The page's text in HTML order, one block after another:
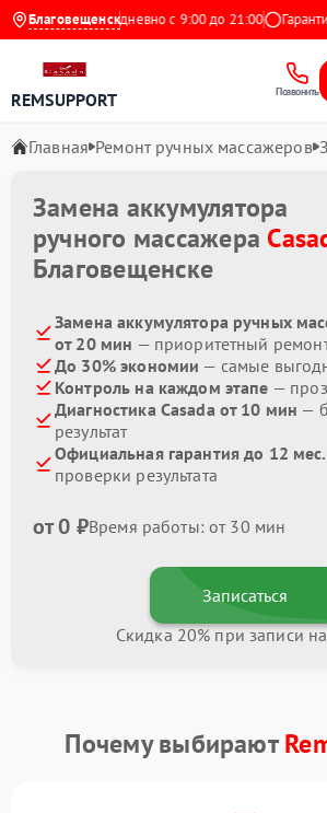
Благовещенск
Яндекс Ежедневно с 9:00 до 21:00 Гарантия
REMSUPPORT Позвонить
Главная Ремонт ручных массажеров
Замена аккумулятора
ручного массажера
Благовещенске
Замена аккумулятора ручных
от 20 мин — приоритетный
До 30% экономии — самые
Контроль на каждом этапе —
Диагностика Casada от 10 мин —
результат
Официальная гарантия до 12 мес.
проверки результата
от 0 ₽Время работы: от 30 мин
Записаться
Скидка 20% при записи
Почему выбирают